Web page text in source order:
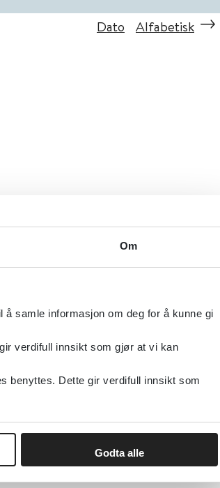
Om
samle informasjon om deg for å kunne gi
verdifull innsikt som gjør at vi kan
benyttes. Dette gir verdifull innsikt som
Godta alle
Dato Alfabetisk